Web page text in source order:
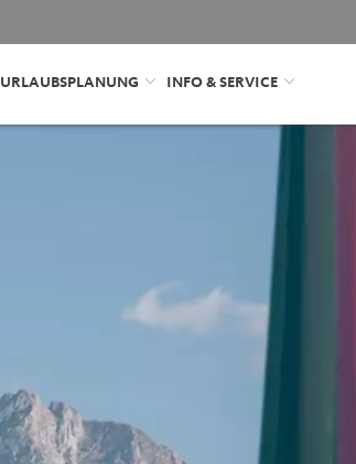
URLAUBSPLANUNG INFO & SERVICE